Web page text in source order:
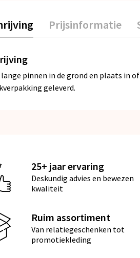
Prijsinformatie
lange pinnen in de grond en plaats in
geleverd.
25+ jaar ervaring
Deskundig advies en bewezen
kwaliteit
Ruim assortiment
Van relatiegeschenken tot
promotiekleding